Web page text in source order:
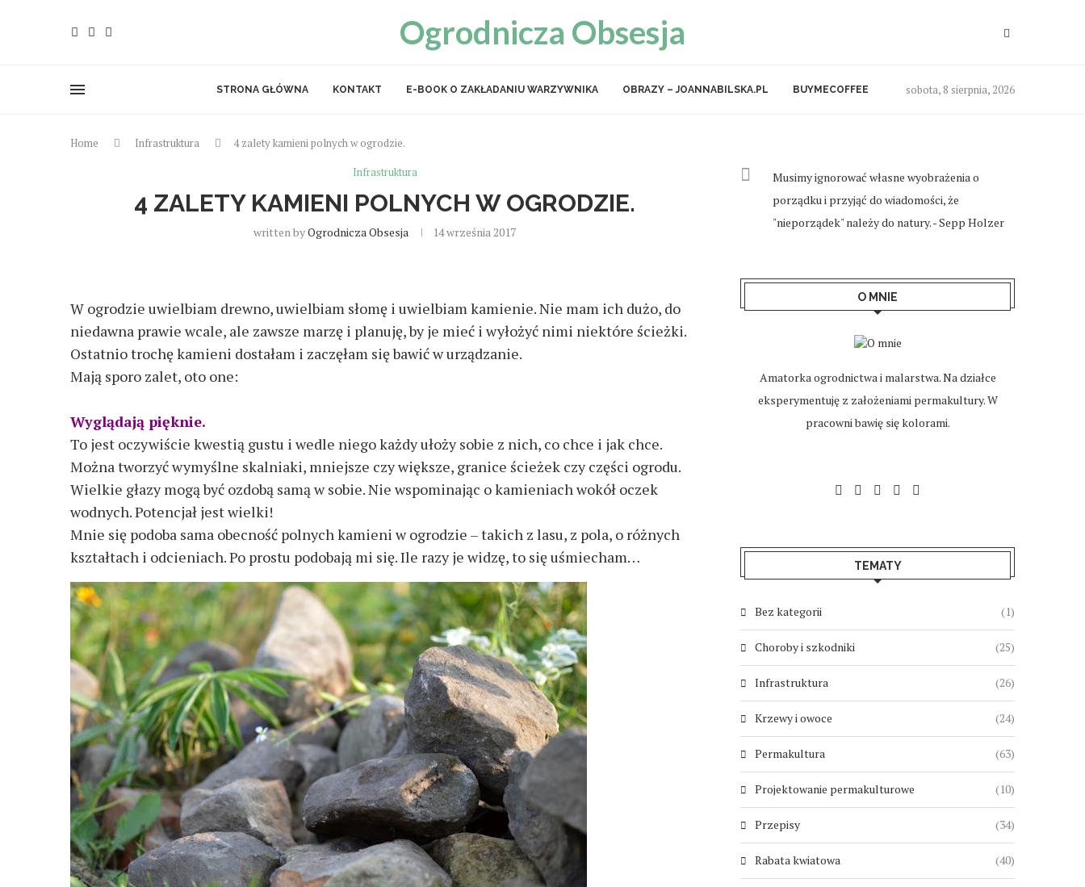
Ogrodnicza Obsesja
STRONA GŁÓWNA KONTAKT E-BOOK O ZAKŁADANIU WARZYWNIKA OBRAZY – JOANNABILSKA.PL BUYMECOFFEE sobota, 8 sierpnia, 2026
Home Infrastruktura
4 zalety kamieni polnych w ogrodzie.
Infrastruktura
4 ZALETY KAMIENI POLNYCH W OGRODZIE.
written byOgrodnicza Obsesja 14 września 2017
W ogrodzie uwielbiam drewno, uwielbiam słomę i uwielbiam kamienie. Nie mam ich dużo, do
niedawna prawie wcale, ale zawsze marzę i planuję, by je mieć i wyłożyć nimi niektóre ścieżki.
Ostatnio trochę kamieni dostałam i zaczęłam się bawić w urządzanie.
Mają sporo zalet, oto one:
Wyglądają pięknie.
To jest oczywiście kwestią gustu i wedle niego każdy ułoży sobie z nich, co chce i jak chce.
Można tworzyć wymyślne skalniaki, mniejsze czy większe, granice ścieżek czy części ogrodu.
Wielkie głazy mogą być ozdobą samą w sobie. Nie wspominając o kamieniach wokół oczek
wodnych. Potencjał jest wielki!
Mnie się podoba sama obecność polnych kamieni w ogrodzie – takich z lasu, z pola, o różnych
kształtach i odcieniach. Po prostu podobają mi się. Ile razy je widzę, to się uśmiecham…
Musimy ignorować własne wyobrażenia o
porządku i przyjąć do wiadomości, że
"nieporządek" należy do natury. - Sepp Holzer
O MNIE
Amatorka ogrodnictwa i malarstwa. Na działce
eksperymentuję z założeniami permakultury. W
pracowni bawię się kolorami.
TEMATY
Bez kategorii (1)
Choroby i szkodniki (25)
Infrastruktura (26)
Krzewy i owoce (24)
Permakultura (63)
Projektowanie permakulturowe (10)
Przepisy (34)
Rabata kwiatowa (40)